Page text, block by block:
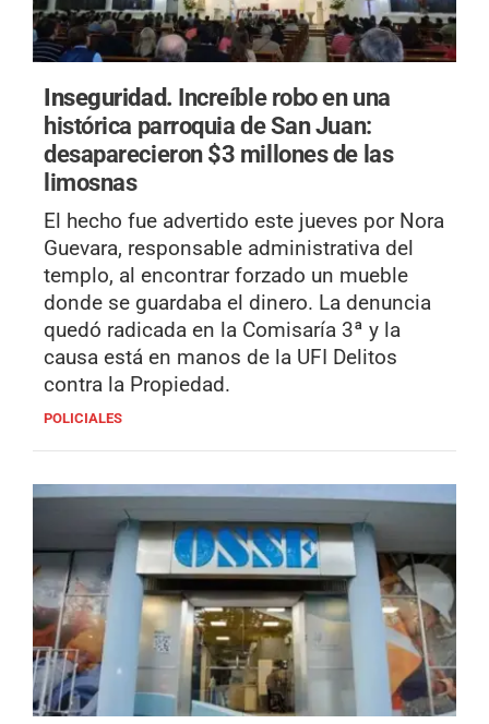
Inseguridad. Increíble robo en una
histórica parroquia de San Juan:
desaparecieron $3 millones de las
limosnas
El hecho fue advertido este jueves por Nora
Guevara, responsable administrativa del
templo, al encontrar forzado un mueble
donde se guardaba el dinero. La denuncia
quedó radicada en la Comisaría 3ª y la
causa está en manos de la UFI Delitos
contra la Propiedad.
POLICIALES